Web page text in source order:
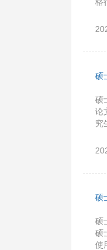
硕
硕
论
究
硕
硕
硕
使